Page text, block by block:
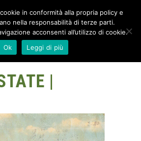
|
in conformità alla propria policy e
nella responsabilità di terze parti.
acconsenti all’utilizzo di cookie.
Ok
Leggi di più